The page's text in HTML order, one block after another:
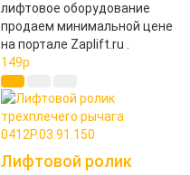
лифтовое оборудование
продаем минимальной цене
на портале Zaplift.ru .
149p
Лифтовой ролик